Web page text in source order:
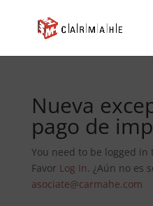
Nueva
pago de
You need to be logged
Favor Log In. ¿Aún no es
asociate@carmahe.com